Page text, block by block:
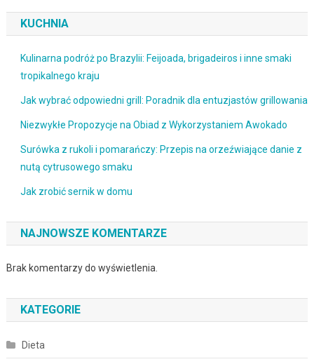
KUCHNIA
Kulinarna podróż po Brazylii: Feijoada, brigadeiros i inne smaki
tropikalnego kraju
Jak wybrać odpowiedni grill: Poradnik dla entuzjastów grillowania
Niezwykłe Propozycje na Obiad z Wykorzystaniem Awokado
Surówka z rukoli i pomarańczy: Przepis na orzeźwiające danie z
nutą cytrusowego smaku
Jak zrobić sernik w domu
NAJNOWSZE KOMENTARZE
Brak komentarzy do wyświetlenia.
KATEGORIE
Dieta